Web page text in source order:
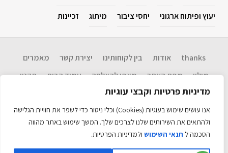
מדיניות פרטיות וקבצי עוגיות
אנו עושים שימוש בעוגיות (Cookies) וכלי ניטור כדי לשפר את חוויית הגלישה
ולהתאים את השירותים שלנו לצרכים שלך. המשך שימוש באתר מהווה
הסכמה ל תנאי השימוש ולמדיניות הפרטיות.
יעוץ ופיתוח ארגוני
יחסי ציבור מיתוג זכיינות
thanks אודות בין לקוחותינו יצירת קשר
מאמרים
מילון
מפת האתר מצפן להצלחה​ עמוד הבית תקנון
Disclaimer: המידע בנושא שיווק, אסטרטגיה, יחסי ציבור, פרסום, יזמות ופתיחת
לנכונות המידע ועדכניותו ולכל תוצאה שתיגרם עקב שימוש במידע זה. אין לראות
במידע כל המלצה לביצוע פעולה. האתר כולל מידע עדכני רב. כל הזכויות שמורות
האתר מקודם ע״יאקזיט טכנולוגיות